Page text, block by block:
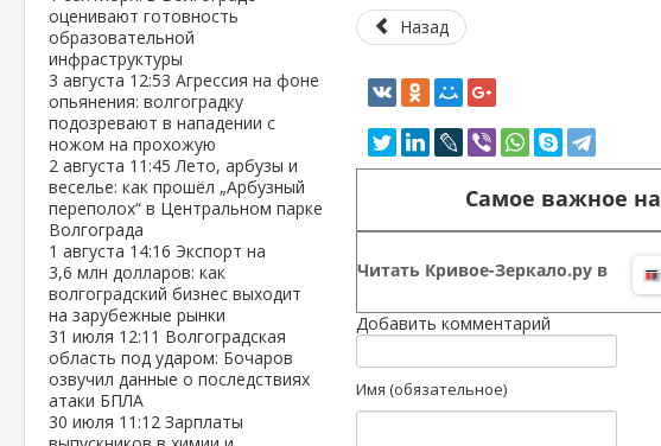
оценивают готовность
образовательной
инфраструктуры
3 августа 12:53 Агрессия на фоне
опьянения: волгоградку
подозревают в нападении с
ножом на прохожую
2 августа 11:45Лето, арбузы и
веселье: как прошёл „Арбузный
переполох“ в Центральном парке
Волгограда
1 августа 14:16 Экспорт на
3,6 млн долларов: как
волгоградский бизнес выходит
на зарубежные рынки
31 июля 12:11 Волгоградская
область под ударом: Бочаров
озвучил данные о последствиях
атаки БПЛА
30 июля 11:12 Зарплаты
Назад
Самое важное
Читать Кривое-Зеркало.ру в
Добавить комментарий
Имя (обязательное)